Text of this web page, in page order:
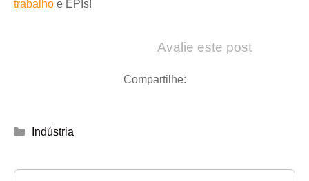
trabalho e EPIs!
Avalie este post
Compartilhe:
Categorias
Indústria